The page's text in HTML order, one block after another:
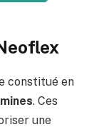
constitué en
. Ces
une